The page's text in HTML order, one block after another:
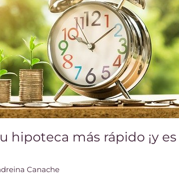
hipoteca más rápido ¡y es
Canache